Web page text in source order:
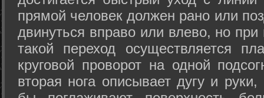
прямой человек должен рано или
двинуться вправо или влево, но
такой переход осуществляется
круговой проворот на одной
вторая нога описывает дугу и